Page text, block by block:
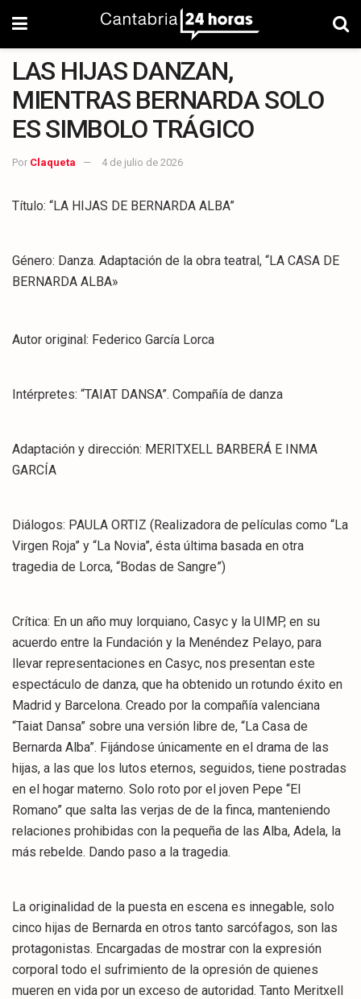
LAS HIJAS DANZAN,
MIENTRAS BERNARDA SOLO
ES SIMBOLO TRÁGICO
Por Claqueta 4 de julio de 2026
Título: “LA HIJAS DE BERNARDA ALBA”
Género: Danza. Adaptación de la obra teatral, “LA CASA DE
BERNARDA ALBA»
Autor original: Federico García Lorca
Intérpretes: “TAIAT DANSA”. Compañía de danza
Adaptación y dirección: MERITXELL BARBERÁ E INMA
GARCÍA
Diálogos: PAULA ORTIZ (Realizadora de películas como “La
Virgen Roja” y “La Novia”, ésta última basada en otra
tragedia de Lorca, “Bodas de Sangre”)
Crítica: En un año muy lorquiano, Casyc y la UIMP, en su
acuerdo entre la Fundación y la Menéndez Pelayo, para
llevar representaciones en Casyc, nos presentan este
espectáculo de danza, que ha obtenido un rotundo éxito en
Madrid y Barcelona. Creado por la compañía valenciana
“Taiat Dansa” sobre una versión libre de, “La Casa de
Bernarda Alba”. Fijándose únicamente en el drama de las
hijas, a las que los lutos eternos, seguidos, tiene postradas
en el hogar materno. Solo roto por el joven Pepe “El
Romano” que salta las verjas de de la finca, manteniendo
relaciones prohibidas con la pequeña de las Alba, Adela, la
más rebelde. Dando paso a la tragedia.
La originalidad de la puesta en escena es innegable, solo
cinco hijas de Bernarda en otros tanto sarcófagos, son las
protagonistas. Encargadas de mostrar con la expresión
corporal todo el sufrimiento de la opresión de quienes
mueren en vida por un exceso de autoridad. Tanto Meritxell